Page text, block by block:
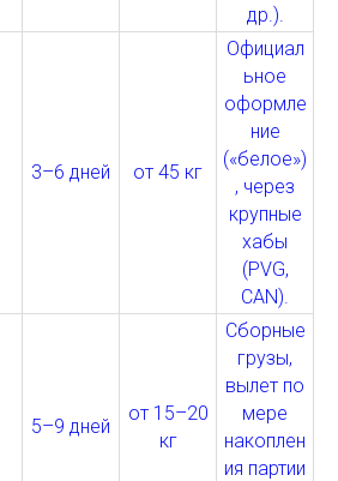
др.).
3–6 дней от 45 кг
Официал
ьное
оформле
ние
(«белое»)
, через
крупные
хабы
(PVG,
CAN).
5–9 дней
от 15–20
кг
Сборные
грузы,
вылет по
мере
накоплен
ия партии